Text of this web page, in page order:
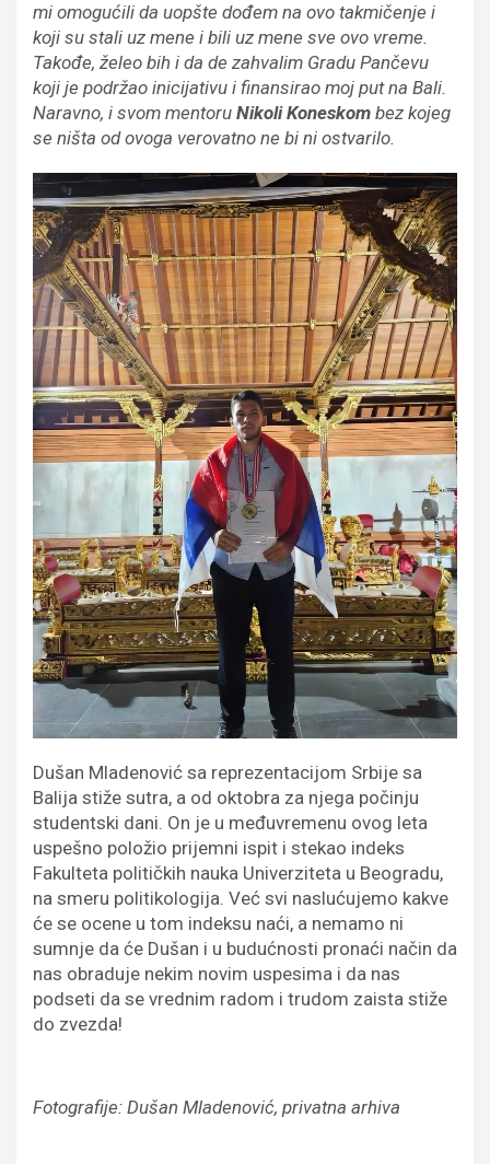
mi omogućili da uopšte dođem na ovo takmičenje i
koji su stali uz mene i bili uz mene sve ovo vreme.
Takođe, želeo bih i da de zahvalim Gradu Pančevu
koji je podržao inicijativu i finansirao moj put na Bali.
Naravno, i svom mentoru Nikoli Koneskom bez kojeg
se ništa od ovoga verovatno ne bi ni ostvarilo.
Dušan Mladenović sa reprezentacijom Srbije sa
Balija stiže sutra, a od oktobra za njega počinju
studentski dani. On je u međuvremenu ovog leta
uspešno položio prijemni ispit i stekao indeks
Fakulteta političkih nauka Univerziteta u Beogradu,
na smeru politikologija. Već svi naslućujemo kakve
će se ocene u tom indeksu naći, a nemamo ni
sumnje da će Dušan i u budućnosti pronaći način da
nas obraduje nekim novim uspesima i da nas
podseti da se vrednim radom i trudom zaista stiže
do zvezda!
Fotografije: Dušan Mladenović, privatna arhiva